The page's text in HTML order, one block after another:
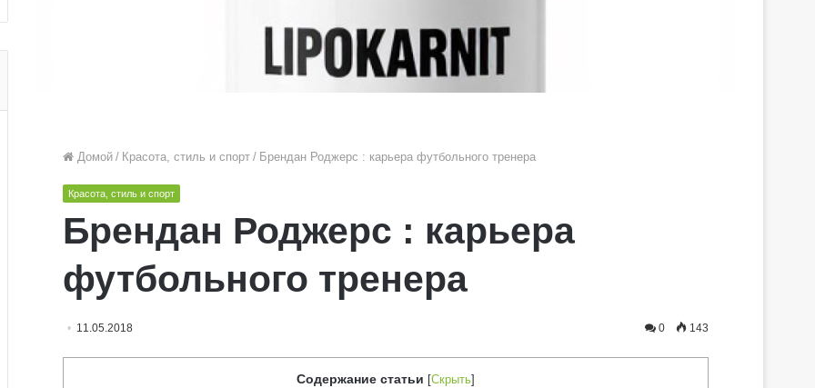
Домой / Красота, стиль и спорт / Брендан Роджерс : карьера футбольного тренера
Красота, стиль и спорт
Брендан Роджерс : карьера
футбольного тренера
11.05.2018 0 143
Содержание статьи [Скрыть]